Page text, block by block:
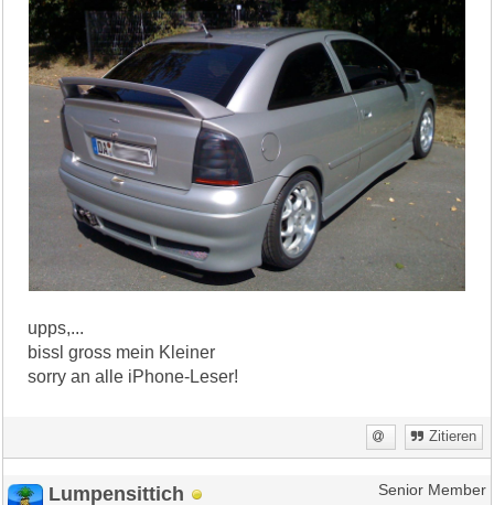
upps,...
bissl gross mein Kleiner
sorry an alle iPhone-Leser!
Zitieren
Lumpensittich Senior Member